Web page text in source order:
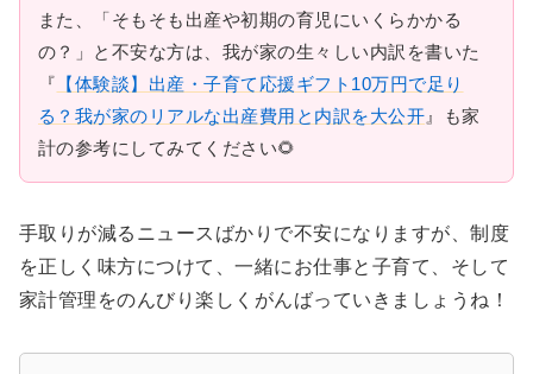
また、「そもそも出産や初期の育児にいくらかかる
の？」と不安な方は、我が家の生々しい内訳を書いた
『 【体験談】出産・子育て応援ギフト10万円で足り
る？我が家のリアルな出産費用と内訳を大公开 』も家
計の参考にしてみてください🌻
手取りが減るニュースばかりで不安になりますが、制度
を正しく味方につけて、一緒にお仕事と子育て、そして
家計管理をのんびり楽しくがんばっていきましょうね！